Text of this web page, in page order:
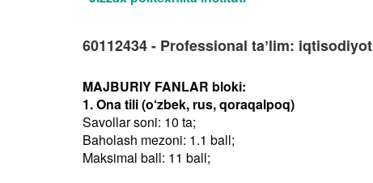
60112434 - Professional taʼlim: iqtisodiyot
MAJBURIY FANLAR bloki:
1. Ona tili (o‘zbek, rus, qoraqalpoq)
Savollar soni: 10 ta;
Baholash mezoni: 1.1 ball;
Maksimal ball: 11 ball;